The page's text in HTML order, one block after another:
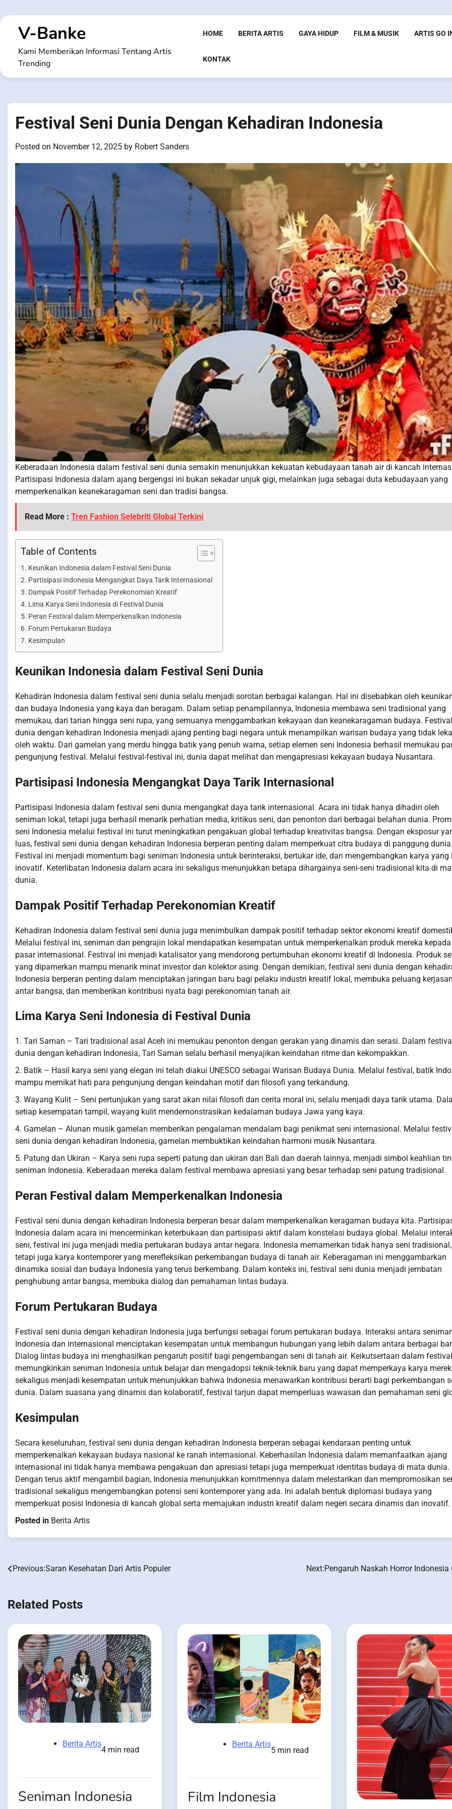
to
contentV-Banke
Kami Memberikan Informasi Tentang Artis
Trending
HOME BERITA ARTIS GAYA HIDUP FILM & MUSIK ARTIS GO
KONTAK
Festival Seni Dunia Dengan Kehadiran Indonesia
Posted on November 12, 2025 by Robert Sanders
Keberadaan Indonesia dalam festival seni dunia semakin menunjukkan kekuatan kebudayaan tanah air di kancah
Partisipasi Indonesia dalam ajang bergengsi ini bukan sekadar unjuk gigi, melainkan juga sebagai duta kebudayaan yang
memperkenalkan keanekaragaman seni dan tradisi bangsa.
Read More : Tren Fashion Selebriti Global Terkini
Table of Contents
Keunikan Indonesia dalam Festival Seni Dunia
Partisipasi Indonesia Mengangkat Daya Tarik Internasional
Dampak Positif Terhadap Perekonomian Kreatif
Lima Karya Seni Indonesia di Festival Dunia
Peran Festival dalam Memperkenalkan Indonesia
Forum Pertukaran Budaya
Kesimpulan
Keunikan Indonesia dalam Festival Seni Dunia
Kehadiran Indonesia dalam festival seni dunia selalu menjadi sorotan berbagai kalangan. Hal ini disebabkan oleh
dan budaya Indonesia yang kaya dan beragam. Dalam setiap penampilannya, Indonesia membawa seni tradisional yang
memukau, dari tarian hingga seni rupa, yang semuanya menggambarkan kekayaan dan keanekaragaman budaya.
dunia dengan kehadiran Indonesia menjadi ajang penting bagi negara untuk menampilkan warisan budaya yang tidak
oleh waktu. Dari gamelan yang merdu hingga batik yang penuh warna, setiap elemen seni Indonesia berhasil memukau
pengunjung festival. Melalui festival-festival ini, dunia dapat melihat dan mengapresiasi kekayaan budaya Nusantara.
Partisipasi Indonesia Mengangkat Daya Tarik Internasional
Partisipasi Indonesia dalam festival seni dunia mengangkat daya tarik internasional. Acara ini tidak hanya dihadiri oleh
seniman lokal, tetapi juga berhasil menarik perhatian media, kritikus seni, dan penonton dari berbagai belahan dunia.
seni Indonesia melalui festival ini turut meningkatkan pengakuan global terhadap kreativitas bangsa. Dengan eksposur
luas, festival seni dunia dengan kehadiran Indonesia berperan penting dalam memperkuat citra budaya di panggung dunia.
Festival ini menjadi momentum bagi seniman Indonesia untuk berinteraksi, bertukar ide, dan mengembangkan karya yang
inovatif. Keterlibatan Indonesia dalam acara ini sekaligus menunjukkan betapa dihargainya seni-seni tradisional kita di
dunia.
Dampak Positif Terhadap Perekonomian Kreatif
Kehadiran Indonesia dalam festival seni dunia juga menimbulkan dampak positif terhadap sektor ekonomi kreatif
Melalui festival ini, seniman dan pengrajin lokal mendapatkan kesempatan untuk memperkenalkan produk mereka kepada
pasar internasional. Festival ini menjadi katalisator yang mendorong pertumbuhan ekonomi kreatif di Indonesia. Produk
yang dipamerkan mampu menarik minat investor dan kolektor asing. Dengan demikian, festival seni dunia dengan
Indonesia berperan penting dalam menciptakan jaringan baru bagi pelaku industri kreatif lokal, membuka peluang
antar bangsa, dan memberikan kontribusi nyata bagi perekonomian tanah air.
Lima Karya Seni Indonesia di Festival Dunia
1. Tari Saman – Tari tradisional asal Aceh ini memukau penonton dengan gerakan yang dinamis dan serasi. Dalam
dunia dengan kehadiran Indonesia, Tari Saman selalu berhasil menyajikan keindahan ritme dan kekompakkan.
2. Batik – Hasil karya seni yang elegan ini telah diakui UNESCO sebagai Warisan Budaya Dunia. Melalui festival, batik
mampu memikat hati para pengunjung dengan keindahan motif dan filosofi yang terkandung.
3. Wayang Kulit – Seni pertunjukan yang sarat akan nilai filosofi dan cerita moral ini, selalu menjadi daya tarik utama.
setiap kesempatan tampil, wayang kulit mendemonstrasikan kedalaman budaya Jawa yang kaya.
4. Gamelan – Alunan musik gamelan memberikan pengalaman mendalam bagi penikmat seni internasional. Melalui
seni dunia dengan kehadiran Indonesia, gamelan membuktikan keindahan harmoni musik Nusantara.
5. Patung dan Ukiran – Karya seni rupa seperti patung dan ukiran dari Bali dan daerah lainnya, menjadi simbol keahlian
seniman Indonesia. Keberadaan mereka dalam festival membawa apresiasi yang besar terhadap seni patung tradisional.
Peran Festival dalam Memperkenalkan Indonesia
Festival seni dunia dengan kehadiran Indonesia berperan besar dalam memperkenalkan keragaman budaya kita.
Indonesia dalam acara ini mencerminkan keterbukaan dan partisipasi aktif dalam konstelasi budaya global. Melalui
seni, festival ini juga menjadi media pertukaran budaya antar negara. Indonesia memamerkan tidak hanya seni tradisional,
tetapi juga karya kontemporer yang merefleksikan perkembangan budaya di tanah air. Keberagaman ini menggambarkan
dinamika sosial dan budaya Indonesia yang terus berkembang. Dalam konteks ini, festival seni dunia menjadi jembatan
penghubung antar bangsa, membuka dialog dan pemahaman lintas budaya.
Forum Pertukaran Budaya
Festival seni dunia dengan kehadiran Indonesia juga berfungsi sebagai forum pertukaran budaya. Interaksi antara
Indonesia dan internasional menciptakan kesempatan untuk membangun hubungan yang lebih dalam antara berbagai
Dialog lintas budaya ini menghasilkan pengaruh positif bagi pengembangan seni di tanah air. Keikutsertaan dalam festival
memungkinkan seniman Indonesia untuk belajar dan mengadopsi teknik-teknik baru yang dapat memperkaya karya
sekaligus menjadi kesempatan untuk menunjukkan bahwa Indonesia menawarkan kontribusi berarti bagi perkembangan
dunia. Dalam suasana yang dinamis dan kolaboratif, festival tarjun dapat memperluas wawasan dan pemahaman seni
Kesimpulan
Secara keseluruhan, festival seni dunia dengan kehadiran Indonesia berperan sebagai kendaraan penting untuk
memperkenalkan kekayaan budaya nasional ke ranah internasional. Keberhasilan Indonesia dalam memanfaatkan ajang
internasional ini tidak hanya membawa pengakuan dan apresiasi tetapi juga memperkuat identitas budaya di mata dunia.
Dengan terus aktif mengambil bagian, Indonesia menunjukkan komitmennya dalam melestarikan dan mempromosikan
tradisional sekaligus mengembangkan potensi seni kontemporer yang ada. Ini adalah bentuk diplomasi budaya yang
memperkuat posisi Indonesia di kancah global serta memajukan industri kreatif dalam negeri secara dinamis dan inovatif.
Posted in Berita Artis
Post
Previous:Saran Kesehatan Dari Artis Populer Next:Pengaruh Naskah Horror Indonesia
Related Posts
Berita Artis
4 min read
Seniman Indonesia
Berita Artis
5 min read
Film Indonesia